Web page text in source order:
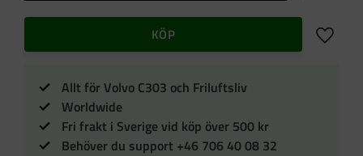
KÖP Lägg
Allt för Volvo C303 och Friluftsliv
Worldwide
Fri frakt i Sverige vid köp över 500 kr
Behöver du support +46 706 40 08 32